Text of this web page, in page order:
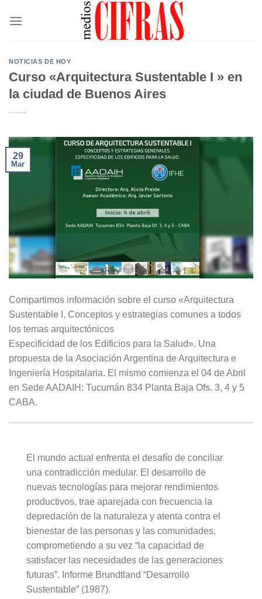
NOTICIAS DE HOY
Curso «Arquitectura Sustentable I » en
la ciudad de Buenos Aires
29
Mar
Compartimos información sobre el curso «Arquitectura
Sustentable I, Conceptos y estrategias comunes a todos
los temas arquitectónicos
Especificidad de los Edificios para la Salud». Una
propuesta de la Asociación Argentina de Arquitectura e
Ingeniería Hospitalaria. El mismo comienza el 04 de Abril
en Sede AADAIH: Tucumán 834 Planta Baja Ofs. 3, 4 y 5
CABA.
El mundo actual enfrenta el desafío de conciliar
una contradicción medular. El desarrollo de
nuevas tecnologías para mejorar rendimientos
productivos, trae aparejada con frecuencia la
depredación de la naturaleza y atenta contra el
bienestar de las personas y las comunidades,
comprometiendo a su vez “la capacidad de
satisfacer las necesidades de las generaciones
futuras”. Informe Brundtland “Desarrollo
Sustentable” (1987).